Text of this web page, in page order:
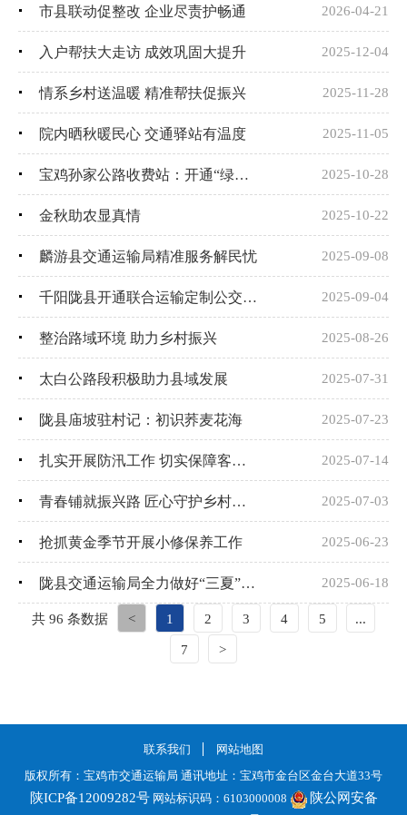
市县联动促整改 企业尽责护畅通 2026-04-21
入户帮扶大走访 成效巩固大提升 2025-12-04
情系乡村送温暖 精准帮扶促振兴 2025-11-28
院内晒秋暖民心 交通驿站有温度 2025-11-05
宝鸡孙家公路收费站：开通“绿色通道” 助力“三秋”抢收抢种 2025-10-28
金秋助农显真情 2025-10-22
麟游县交通运输局精准服务解民忧 2025-09-08
千阳陇县开通联合运输定制公交 便捷交通赋能苹果产业提质增效 2025-09-04
整治路域环境 助力乡村振兴 2025-08-26
太白公路段积极助力县域发展 2025-07-31
陇县庙坡驻村记：初识荞麦花海 2025-07-23
扎实开展防汛工作 切实保障客运安全 2025-07-14
青春铺就振兴路 匠心守护乡村通——扶风县农路中心召开第二季度青年干部座谈会 2025-07-03
抢抓黄金季节开展小修保养工作 2025-06-23
陇县交通运输局全力做好“三夏”交通运输服务保障工作 2025-06-18
共 96 条数据 < 1 2 3 4 5 ...
7 >
联系我们
网站地图
版权所有：宝鸡市交通运输局 通讯地址：宝鸡市金台区金台大道33号
陕ICP备12009282号网站标识码：6103000008
陕公网安备